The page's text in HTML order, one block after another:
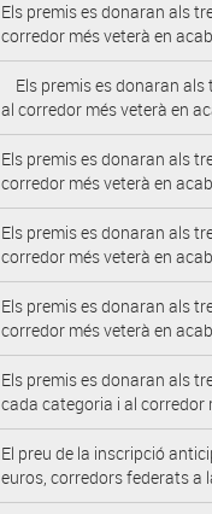
Els premis es donaran als
corredor més veterà en
Els premis es donaran
al corredor més veterà en
Els premis es donaran als
corredor més veterà en
Els premis es donaran als
corredor més veterà en
Els premis es donaran als
corredor més veterà en
Els premis es donaran als
cada categoria i al corredor
El preu de la inscripció
euros, corredors federats a